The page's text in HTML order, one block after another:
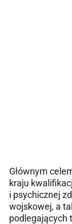
Głównym
kraju
i psychicznej
wojskowej, a
podlegających